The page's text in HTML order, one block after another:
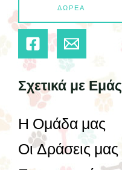
ΔΩΡΕΑ
Σχετικά με Εμάς
Η Ομάδα μας
Οι Δράσεις μας